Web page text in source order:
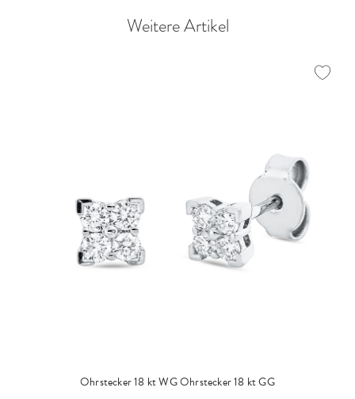
Weitere Artikel
Ohrstecker 18 kt WGOhrstecker 18 kt GG